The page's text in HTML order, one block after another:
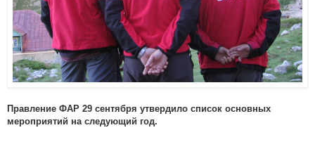
Правление ФАР 29 сентября утвердило список основных
мероприятий на следующий год.